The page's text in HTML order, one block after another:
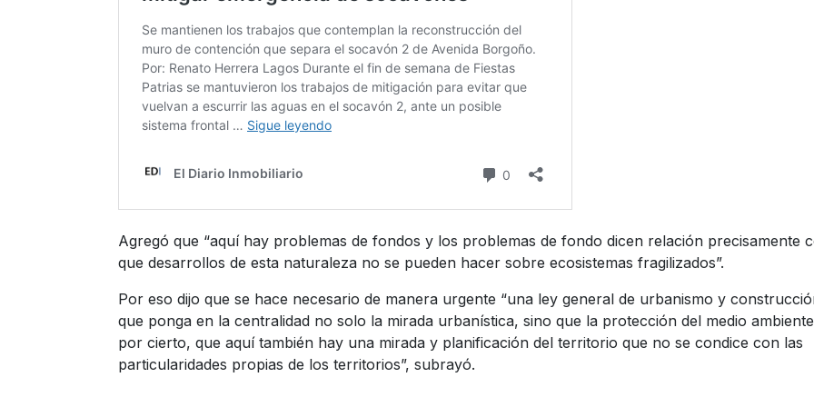
Agregó que “aquí hay problemas de fondos y los problemas de fondo dicen relación precisamente
que desarrollos de esta naturaleza no se pueden hacer sobre ecosistemas fragilizados”.
Por eso dijo que se hace necesario de manera urgente “una ley general de urbanismo y
que ponga en la centralidad no solo la mirada urbanística, sino que la protección del medio
por cierto, que aquí también hay una mirada y planificación del territorio que no se condice con las
particularidades propias de los territorios”, subrayó.